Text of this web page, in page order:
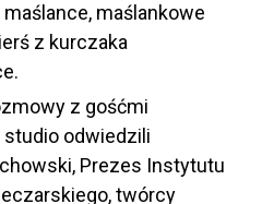
maślankowe
z kurczaka
z gośćmi
odwiedzili
Prezes Instytutu
twórcy